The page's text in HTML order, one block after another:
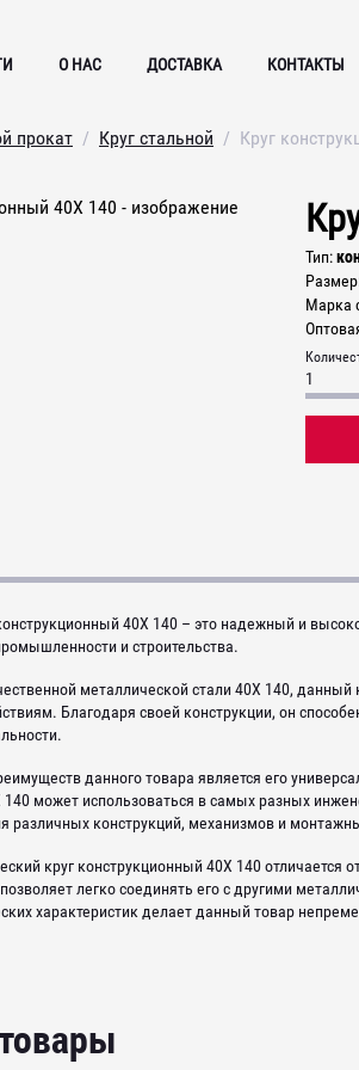
О НАС ДОСТАВКА КОНТАКТЫ
прокат Круг стальной Круг
Тип
Размер
Марка
40Х 140 – это надежный и
и строительства.
металлической стали 40Х 140,
Благодаря своей конструкции, он
данного товара является его
может использоваться в самых разных
различных конструкций, механизмов и
круг конструкционный 40Х 140
легко соединять его с другими
характеристик делает данный товар